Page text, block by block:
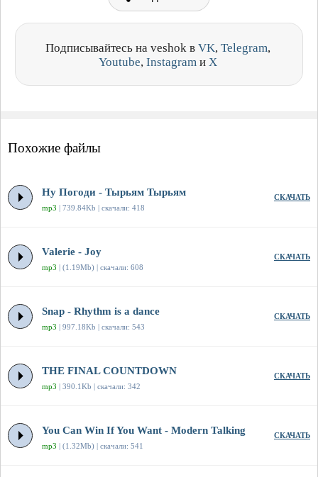
Подписывайтесь на veshok в VK, Telegram,
Youtube, Instagram и X
Похожие файлы
Ну Погоди - Тырьям Тырьям
mp3 | 739.84Kb | скачали: 418
СКАЧАТЬ
Valerie - Joy
mp3 | (1.19Mb) | скачали: 608
СКАЧАТЬ
Snap - Rhythm is a dance
mp3 | 997.18Kb | скачали: 543
СКАЧАТЬ
THE FINAL COUNTDOWN
mp3 | 390.1Kb | скачали: 342
СКАЧАТЬ
You Can Win If You Want - Modern Talking
mp3 | (1.32Mb) | скачали: 541
СКАЧАТЬ